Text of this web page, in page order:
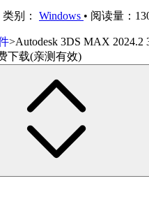
类别： Windows • 阅读量：
>Autodesk 3DS MAX 2024.2
下载(亲测有效)